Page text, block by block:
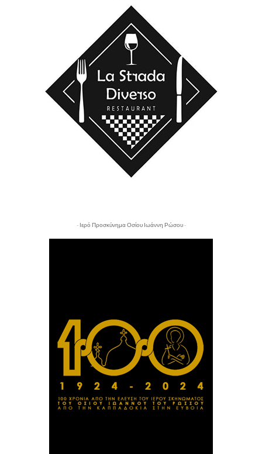
- Ιερό Προσκύνημα Οσίου Ιωάννη Ρώσου -